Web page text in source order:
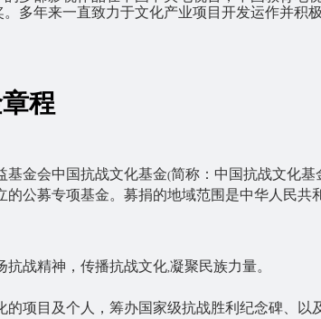
多年来一直致力于文化产业项目开发运作并积
程
基金会中国抗战文化基金(简称：中国抗战文化基
的公募专项基金。募捐的地域范围是中华人民共
抗战精神，传播抗战文化,凝聚民族力量。
的项目及个人，筹办国家级抗战胜利纪念碑、以